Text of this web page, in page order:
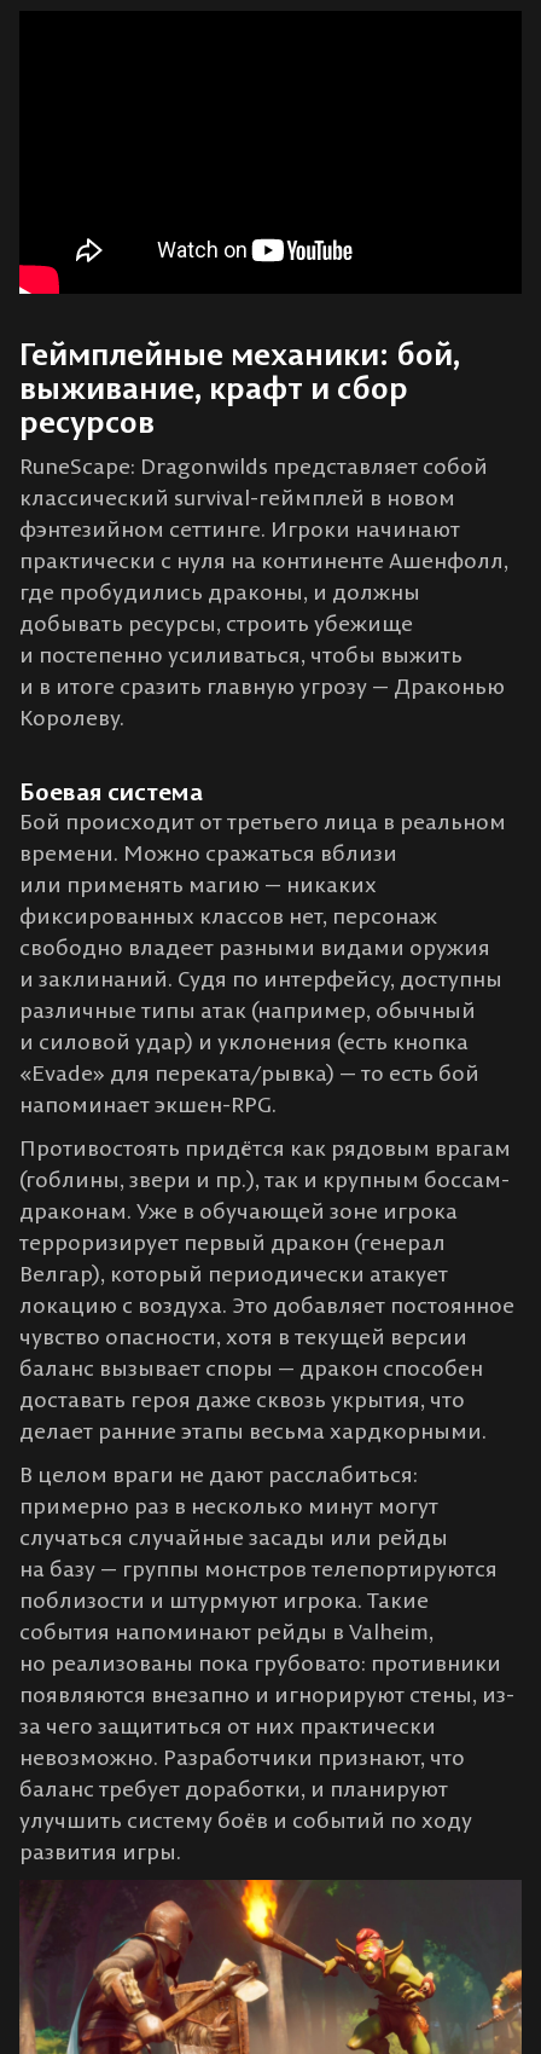
Геймплейные механики: бой,
выживание, крафт и сбор
ресурсов
RuneScape: Dragonwilds представляет собой
классический survival-геймплей в новом
фэнтезийном сеттинге. Игроки начинают
практически с нуля на континенте Ашенфолл,
где пробудились драконы, и должны
добывать ресурсы, строить убежище
и постепенно усиливаться, чтобы выжить
и в итоге сразить главную угрозу — Драконью
Королеву.
Боевая система
Бой происходит от третьего лица в реальном
времени​. Можно сражаться вблизи
или применять магию — никаких
фиксированных классов нет, персонаж
свободно владеет разными видами оружия
и заклинаний. Судя по интерфейсу, доступны
различные типы атак (например, обычный
и силовой удар) и уклонения (есть кнопка
«Evade» для переката/рывка) — то есть бой
напоминает экшен-RPG.
Противостоять придётся как рядовым врагам
(гоблины, звери и пр.), так и крупным боссам-
драконам. Уже в обучающей зоне игрока
терроризирует первый дракон (генерал
Велгар), который периодически атакует
локацию с воздуха. Это добавляет постоянное
чувство опасности, хотя в текущей версии
баланс вызывает споры — дракон способен
доставать героя даже сквозь укрытия, что
делает ранние этапы весьма хардкорными​.
В целом враги не дают расслабиться:
примерно раз в несколько минут могут
случаться случайные засады или рейды
на базу — группы монстров телепортируются
поблизости и штурмуют игрока​. Такие
события напоминают рейды в Valheim,
но реализованы пока грубовато: противники
появляются внезапно и игнорируют стены, из-
за чего защититься от них практически
невозможно. Разработчики признают, что
баланс требует доработки, и планируют
улучшить систему боёв и событий по ходу
развития игры​.